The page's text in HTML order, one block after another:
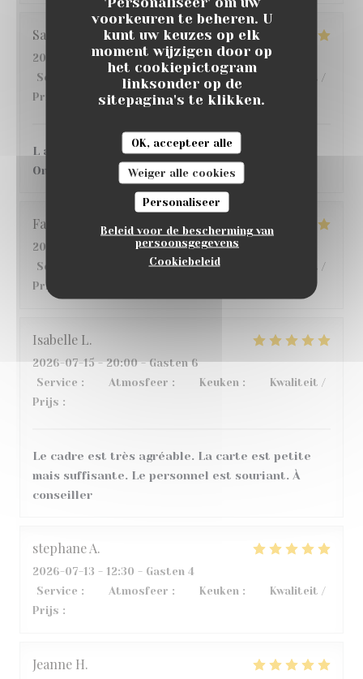
voorkeuren te beheren. U
kunt uw keuzes op elk
moment wijzigen door op
het cookiepictogram
linksonder op de
sitepagina's te klikken.
OK, accepteer alle
Weiger alle cookies
Personaliseer
Beleid voor de bescherming van
persoonsgegevens
Cookiebeleid
Sandrine
2026-07-16- 20:30 - Gasten 3
Service
Atmosfeer 5/5 Keuken
Kwaliteit /
Prijs
L accueil, l endroit C etait une 1ere pour nous !!
On y reviendra avec grand plaisir !!
Fatima
2026-07-17
- 21:30 - Gasten 4
Service
Atmosfeer: 5/5 Keuken
Kwaliteit /
Prijs
Isabelle L
2026-07-15- 20:00 - Gasten 6
Service : Atmosfeer : Keuken :
Kwaliteit /
Prijs :
Le cadre est très agréable. La carte est petite
mais suffisante. Le personnel est souriant. À
conseiller
stephaneA
2026-07-13 - 12:30 - Gasten 4
Service : Atmosfeer : Keuken :
Kwaliteit /
Prijs :
Jeanne H